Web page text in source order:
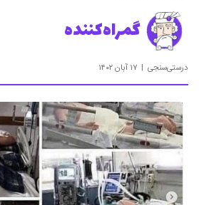
گمراه‌کننده
درستی‌سنجی ۱۷ آبان ۱۴۰۲